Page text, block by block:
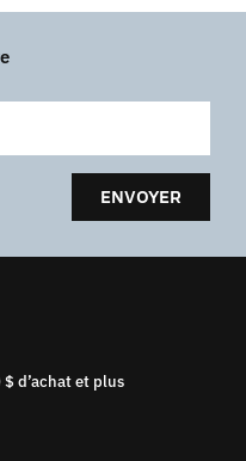
ENVOYER
d’achat et plus